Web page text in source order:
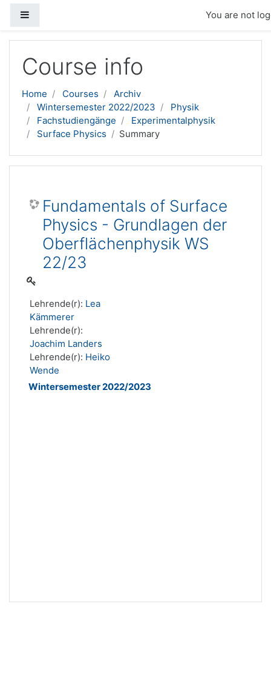
You are not
Course info
Home Courses
Archiv
Wintersemester 2022/2023
Physik
Fachstudiengänge
Experimentalphysik
Surface Physics
Summary
Fundamentals of Surface
Physics - Grundlagen der
Oberflächenphysik WS
22/23
Lehrende(r): Lea
Kämmerer
Lehrende(r):
Joachim Landers
Lehrende(r): Heiko
Wende
Wintersemester 2022/2023